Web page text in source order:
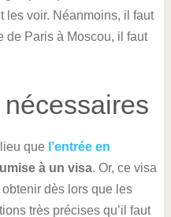
les voir. Néanmoins, il faut
de Paris à Moscou, il faut
que l’entrée en
à un visa. Or, ce visa
dès lors que les
très précises qu’il faut